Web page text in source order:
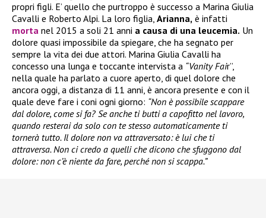
propri figli. E’ quello che purtroppo è successo a Marina Giulia
Cavalli e Roberto Alpi. La loro figlia, Arianna, è infatti
morta nel 2015 a soli 21 anni a causa di una leucemia. Un
dolore quasi impossibile da spiegare, che ha segnato per
sempre la vita dei due attori. Marina Giulia Cavalli ha
concesso una lunga e toccante intervista a “Vanity Fair”,
nella quale ha parlato a cuore aperto, di quel dolore che
ancora oggi, a distanza di 11 anni, è ancora presente e con il
quale deve fare i coni ogni giorno: “Non è possibile scappare
dal dolore, come si fa? Se anche ti butti a capofitto nel lavoro,
quando resterai da solo con te stesso automaticamente ti
tornerà tutto. Il dolore non va attraversato: è lui che ti
attraversa. Non ci credo a quelli che dicono che sfuggono dal
dolore: non c’è niente da fare, perché non si scappa.”